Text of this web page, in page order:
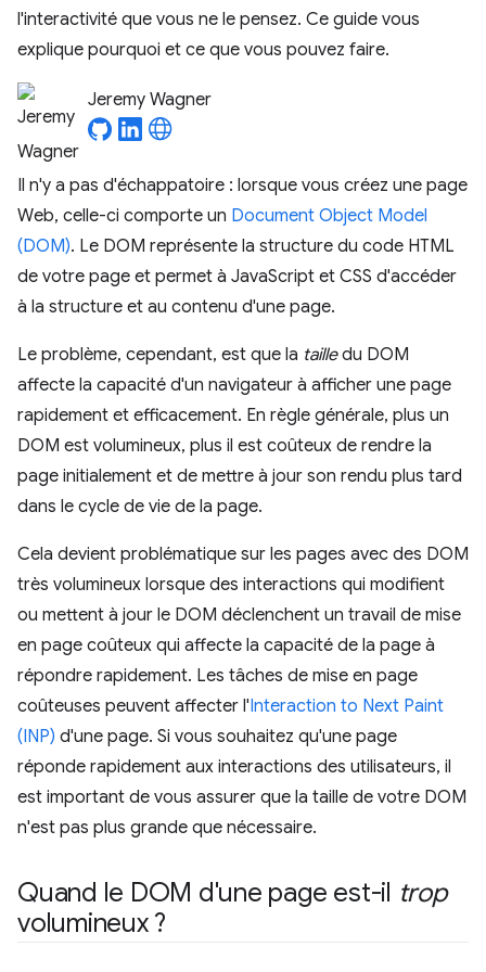
l'interactivité que vous ne le pensez. Ce guide vous
explique pourquoi et ce que vous pouvez faire.
Jeremy Wagner
Il n'y a pas d'échappatoire : lorsque vous créez une page
Web, celle-ci comporte un Document Object Model
(DOM). Le DOM représente la structure du code HTML
de votre page et permet à JavaScript et CSS d'accéder
à la structure et au contenu d'une page.
Le problème, cependant, est que la tailledu DOM
affecte la capacité d'un navigateur à afficher une page
rapidement et efficacement. En règle générale, plus un
DOM est volumineux, plus il est coûteux de rendre la
page initialement et de mettre à jour son rendu plus tard
dans le cycle de vie de la page.
Cela devient problématique sur les pages avec des DOM
très volumineux lorsque des interactions qui modifient
ou mettent à jour le DOM déclenchent un travail de mise
en page coûteux qui affecte la capacité de la page à
répondre rapidement. Les tâches de mise en page
coûteuses peuvent affecter l'Interaction to Next Paint
(INP) d'une page. Si vous souhaitez qu'une page
réponde rapidement aux interactions des utilisateurs, il
est important de vous assurer que la taille de votre DOM
n'est pas plus grande que nécessaire.
Quand le DOM d'une page est-il trop
volumineux ?